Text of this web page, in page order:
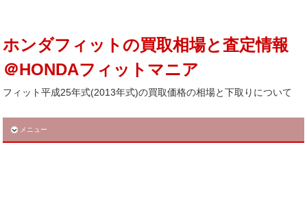
ホンダフィットの買取相場と査定情報
＠HONDAフィットマニア
フィット平成25年式(2013年式)の買取価格の相場と下取りについて
メニュー